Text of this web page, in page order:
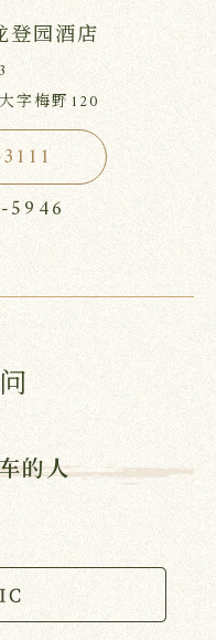
登园酒店
字梅野120
5946
的人